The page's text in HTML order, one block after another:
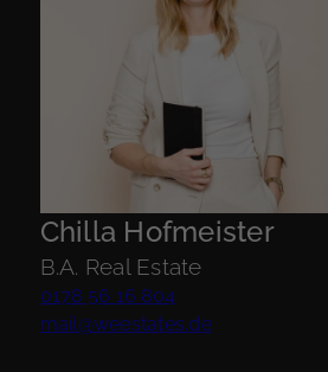
Chilla Hofmeister
B.A. Real Estate
0178 56 16 804
mail@weestates.de